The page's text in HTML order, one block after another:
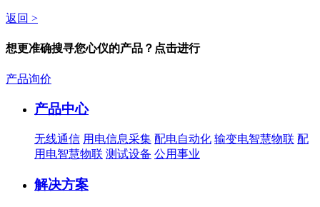
返回 >
想更准确搜寻您心仪的产品？点击进行
产品询价
产品中心
无线通信 用电信息采集 配电自动化 输变电智慧物联 配
用电智慧物联 测试设备 公用事业
解决方案